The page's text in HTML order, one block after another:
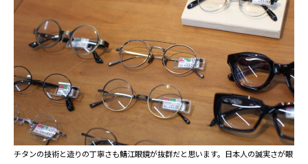
チタンの技術と造りの丁寧さも鯖江眼鏡が抜群だと思います。日本人の誠実さが眼